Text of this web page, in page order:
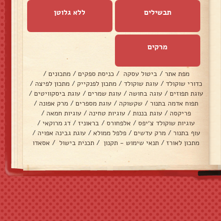
תבשילים ללא גלוטן
מרקים
מפת אתר / ביטול עסקה / כניסת ספקים / מתכונים /
כדורי שוקולד / עוגת שוקולד / מתכון לפנקייק / מתכון לפיצה /
עוגת תפוזים / עוגה בחושה / עוגת שמרים / עוגת ביסקוויטים /
תפוח אדמה בתנור / שקשוקה / עוגת מספרים / מרק אפונה /
פריקסה / עוגת בננות / עוגיות טחינה / עוגיות חמאה /
עוגיות שוקולד צ׳יפס / אלפחורס / בראוניז / דג מרוקאי /
עוף בתנור / מרק עדשים / פלפל ממולא / עוגת גבינה אפויה /
מתכון לאורז / תנאי שימוש - תקנון / תכנית בישול / אסאדו